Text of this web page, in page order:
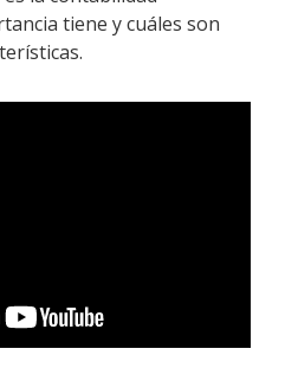
tiene y cuáles son